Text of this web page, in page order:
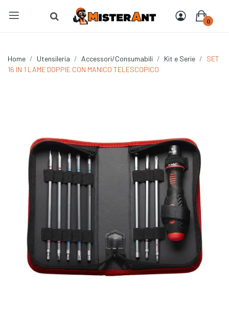
0
Home Utensileria Accessori/Consumabili Kit e Serie
SET
16 IN 1 LAME DOPPIE CON MANICO TELESCOPICO